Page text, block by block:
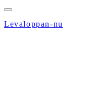
Levaloppan-nu